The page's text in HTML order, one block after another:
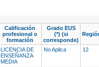
Calificación
profesional o
formación
Grado EUS
(*) (si
corresponde)
LICENCIA DE
ENSEÑANZA
MEDIA
No Aplica 12